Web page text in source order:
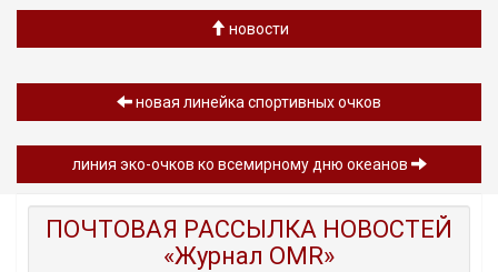
новости
новая линейка спортивных очков
линия эко-очков ко всемирному дню океанов
ПОЧТОВАЯ РАССЫЛКА НОВОСТЕЙ
«Журнал OMR»